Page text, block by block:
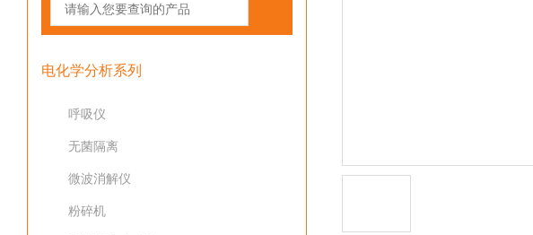
电化学分析系列
呼吸仪
无菌隔离
微波消解仪
粉碎机